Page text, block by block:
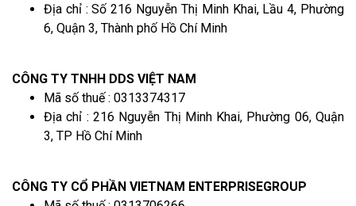
Địa chỉ : Số 216 Nguyễn Thị Minh Khai, Lầu 4, Phường
6, Quận 3, Thành phố Hồ Chí Minh
CÔNG TY TNHH DDS VIỆT NAM
Mã số thuế : 0313374317
Địa chỉ : 216 Nguyễn Thị Minh Khai, Phường 06, Quận
3, TP Hồ Chí Minh
CÔNG TY CỔ PHẦN VIETNAM ENTERPRISEGROUP